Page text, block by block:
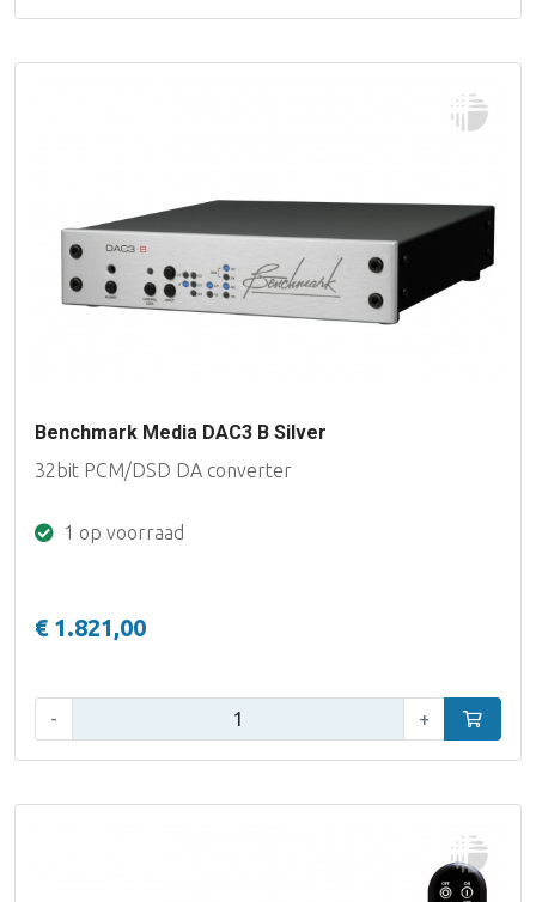
Benchmark Media DAC3 B Silver
32bit PCM/DSD DA converter
1 op voorraad
€ 1.821,00
- + In